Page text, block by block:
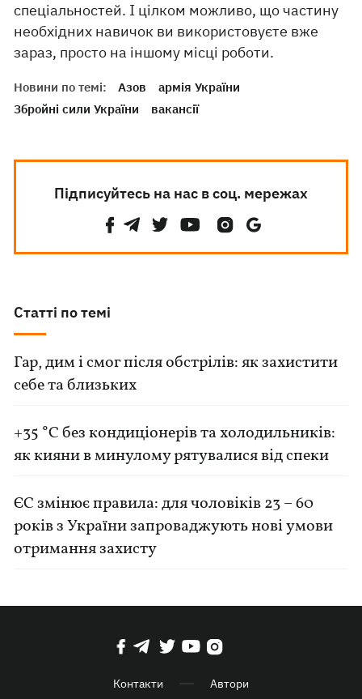
спеціальностей. І цілком можливо, що частину
необхідних навичок ви використовуєте вже
зараз, просто на іншому місці роботи.
Новини по темі: Азов
армія України
Збройні сили України
вакансії
Підписуйтесь на нас в соц. мережах
Статті по темі
Гар, дим і смог після обстрілів: як захистити
себе та близьких
+35 °C без кондиціонерів та холодильників:
як кияни в минулому рятувалися від спеки
ЄС змінює правила: для чоловіків 23 – 60
років з України запроваджують нові умови
отримання захисту
Контакти Автори